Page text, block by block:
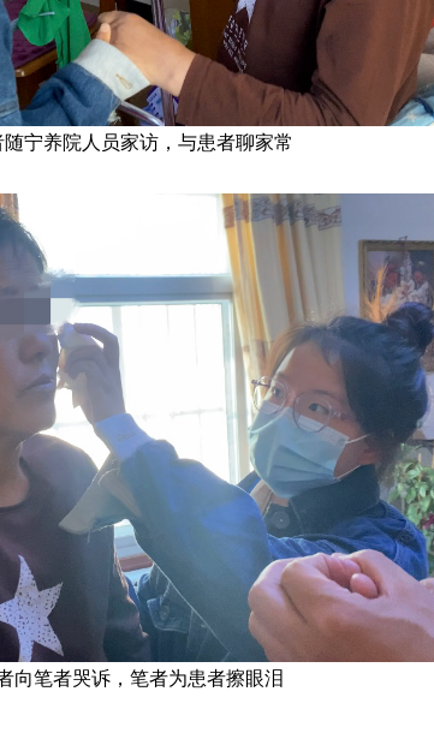
随宁养院人员家访，与患者聊家常
向笔者哭诉，笔者为患者擦眼泪